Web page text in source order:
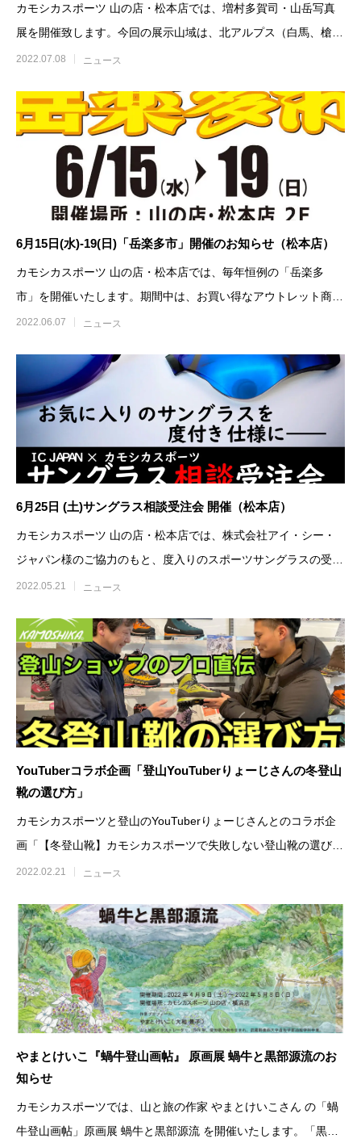
カモシカスポーツ 山の店・松本店では、増村多賀司・山岳写真
展を開催致します。今回の展示山域は、北アルプス（白馬、槍穂
高） 頸城（焼山、雨飾
2022.07.08 ニュース
6月15日(水)-19(日)「岳楽多市」開催のお知らせ（松本店）
カモシカスポーツ 山の店・松本店では、毎年恒例の「岳楽多
市」を開催いたします。期間中は、お買い得なアウトレット商品
を多数取り揃えております。
2022.06.07 ニュース
6月25日 (土)サングラス相談受注会 開催（松本店）
カモシカスポーツ 山の店・松本店では、株式会社アイ・シー・
ジャパン様のご協力のもと、度入りのスポーツサングラスの受注
会を開催致します。お持
2022.05.21 ニュース
YouTuberコラボ企画「登山YouTuberりょーじさんの冬登山
靴の選び方」
カモシカスポーツと登山のYouTuberりょーじさんとのコラボ企
画「【冬登山靴】カモシカスポーツで失敗しない登山靴の選び
方・ポイントを教わる
2022.02.21 ニュース
やまとけいこ『蝸牛登山画帖』 原画展 蝸牛と黒部源流のお
知らせ
カモシカスポーツでは、山と旅の作家 やまとけいこさん の「蝸
牛登山画帖」原画展 蝸牛と黒部源流 を開催いたします。「黒部